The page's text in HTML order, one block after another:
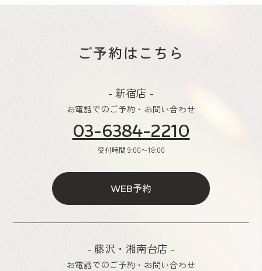
ご予約はこちら
- 新宿店 -
お電話でのご予約・お問い合わせ
03-6384-2210
受付時間 9:00〜18:00
WEB予約
- 藤沢・湘南台店 -
お電話でのご予約・お問い合わせ